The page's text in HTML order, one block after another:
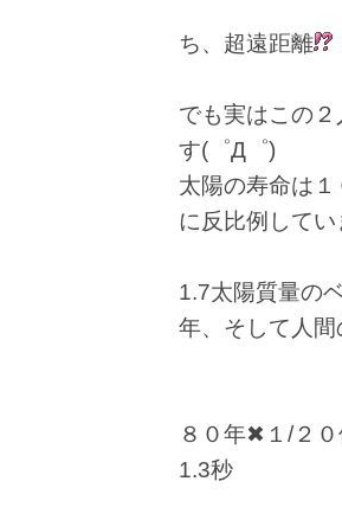
ち、超遠距離
でも実はこの
す(゜Д゜)
太陽の寿命は
に反比例してい
1.7太陽質量の
年、 そして人
８０年✖１/２
1.3秒